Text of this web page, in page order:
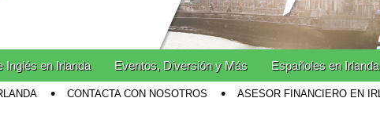
Inglés en Irlanda Eventos, Diversión y Más Españoles en Irlanda
CONTACTA CON NOSOTROS ASESOR FINANCIERO EN